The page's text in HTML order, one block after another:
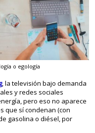
o egología
, la televisión bajo demanda
y redes sociales
pero eso no aparece
que sí condenan (con
gasolina o diésel, por